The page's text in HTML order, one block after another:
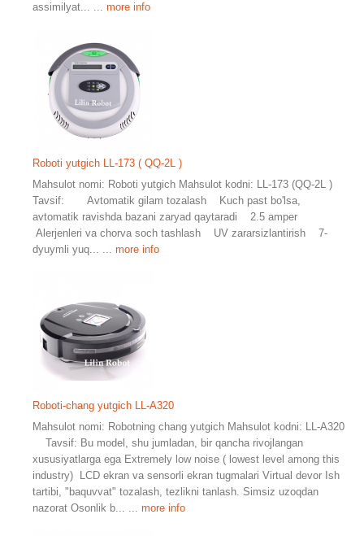
assimilyat...
... more info
Roboti yutgich LL-173 ( QQ-2L )
Mahsulot nomi: Roboti yutgich Mahsulot kodni: LL-173 (QQ-2L )
Tavsif: Avtomatik gilam tozalash Kuch past bo'lsa,
avtomatik ravishda bazani zaryad qaytaradi 2.5 amper
Alerjenleri va chorva soch tashlash UV zararsizlantirish 7-
dyuymli yuq...
... more info
Roboti-chang yutgich LL-A320
Mahsulot nomi: Robotning chang yutgich Mahsulot kodni: LL-A320
Tavsif: Bu model, shu jumladan, bir qancha rivojlangan
xususiyatlarga ega Extremely low noise ( lowest level among this
industry) LCD ekran va sensorli ekran tugmalari Virtual devor Ish
tartibi, "baquvvat" tozalash, tezlikni tanlash. Simsiz uzoqdan
nazorat Osonlik b...
... more info